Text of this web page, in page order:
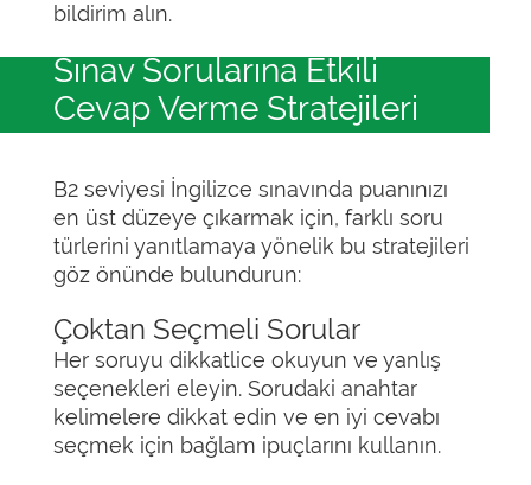
bildirim alın.
Sınav Sorularına Etkili
Cevap Verme Stratejileri
B2 seviyesi İngilizce sınavında puanınızı
en üst düzeye çıkarmak için, farklı soru
türlerini yanıtlamaya yönelik bu stratejileri
göz önünde bulundurun:
Çoktan Seçmeli Sorular
Her soruyu dikkatlice okuyun ve yanlış
seçenekleri eleyin. Sorudaki anahtar
kelimelere dikkat edin ve en iyi cevabı
seçmek için bağlam ipuçlarını kullanın.